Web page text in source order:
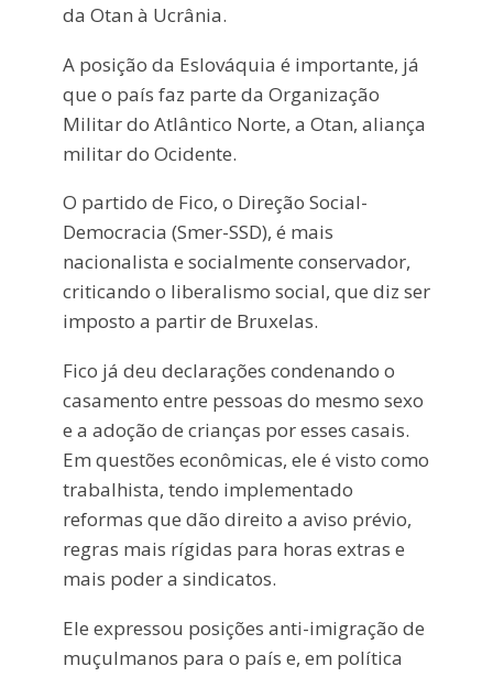
da Otan à Ucrânia.
A posição da Eslováquia é importante, já
que o país faz parte da Organização
Militar do Atlântico Norte, a Otan, aliança
militar do Ocidente.
O partido de Fico, o Direção Social-
Democracia (Smer-SSD), é mais
nacionalista e socialmente conservador,
criticando o liberalismo social, que diz ser
imposto a partir de Bruxelas.
Fico já deu declarações condenando o
casamento entre pessoas do mesmo sexo
e a adoção de crianças por esses casais.
Em questões econômicas, ele é visto como
trabalhista, tendo implementado
reformas que dão direito a aviso prévio,
regras mais rígidas para horas extras e
mais poder a sindicatos.
Ele expressou posições anti-imigração de
muçulmanos para o país e, em política